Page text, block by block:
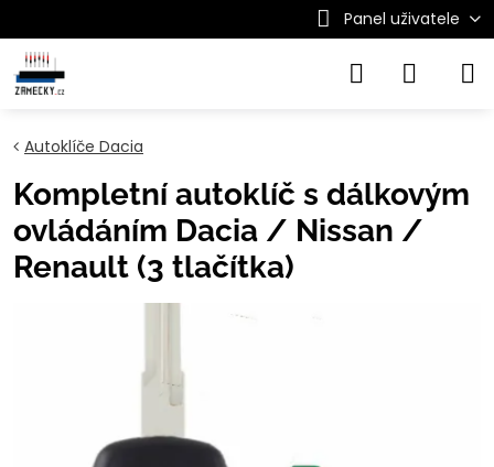
Panel uživatele
Autoklíče Dacia
Kompletní autoklíč s dálkovým
ovládáním Dacia / Nissan /
Renault (3 tlačítka)